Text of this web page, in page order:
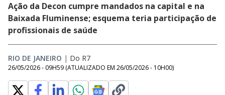
Ação da Decon cumpre mandados na capital e na
Baixada Fluminense; esquema teria participação de
profissionais de saúde
RIO DE JANEIRO | Do R7
26/05/2026 - 09H59 (ATUALIZADO EM 26/05/2026 - 10H00)